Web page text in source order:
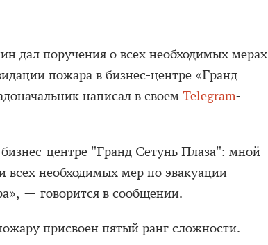
дал поручения о всех необходимых мерах
пожара в бизнес-центре «Гранд
написал в своем Telegram-
центре "Гранд Сетунь Плаза": мной
всех необходимых мер по эвакуации
— говорится в сообщении.
присвоен пятый ранг сложности.